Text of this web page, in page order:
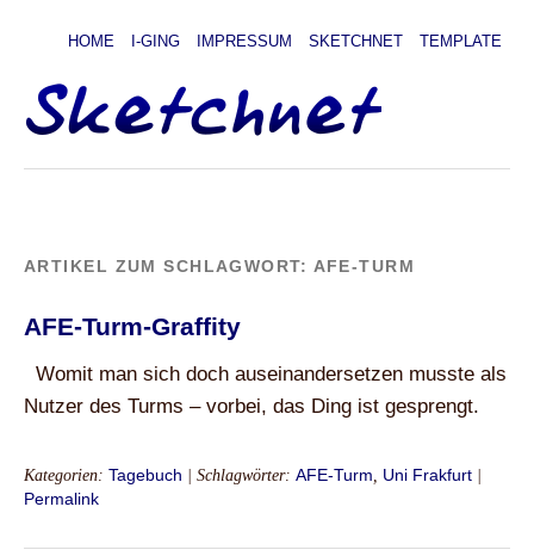
HOME I-GING IMPRESSUM SKETCHNET TEMPLATE
ARTIKEL ZUM SCHLAGWORT: AFE-TURM
AFE-Turm-Graffity
Womit man sich doch auseinandersetzen musste als
Nutzer des Turms – vorbei, das Ding ist gesprengt.
Kategorien: Tagebuch | Schlagwörter: AFE-Turm, Uni Frakfurt
Permalink